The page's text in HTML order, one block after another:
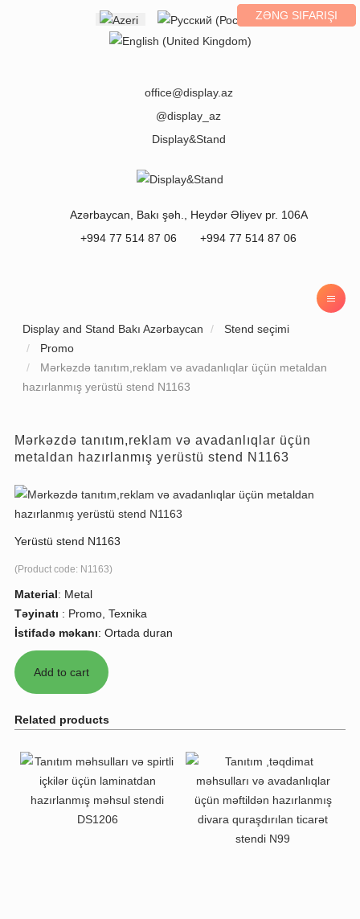
Select your language ZƏNG SIFARIŞI
office@display.az
@display_az
Display&Stand
Azərbaycan Bakı şəh., Heydər Əliyev pr. 106A
+994 77 514 87 06
+994 77 514 87 06
Display and Stand Bakı Azərbaycan
Stend seçimi
Promo
Mərkəzdə tanıtım,reklam və avadanlıqlar üçün metaldan
hazırlanmış yerüstü stend N1163
Mərkəzdə tanıtım,reklam və avadanlıqlar üçün
metaldan hazırlanmış yerüstü stend N1163
Yerüstü stend N1163
(Product code: N1163)
Material: Metal
Təyinatı : Promo, Texnika
İstifadə məkanı: Ortada duran
Related products